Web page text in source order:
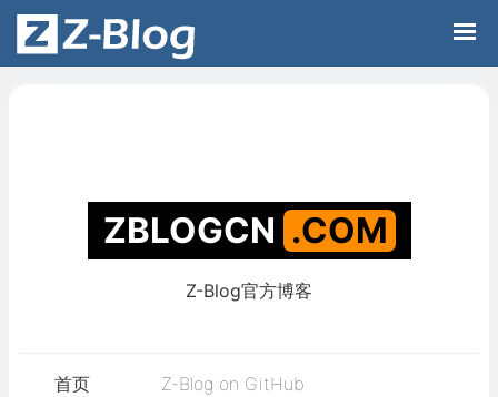
Z-Blog官方博客
首页 Z-Blog on GitHub